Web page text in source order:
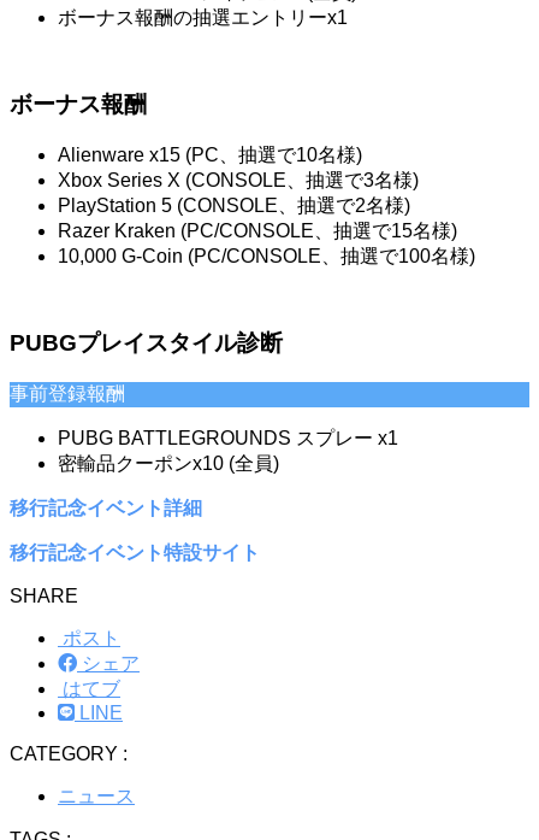
ボーナス報酬の抽選エントリーx1
ボーナス報酬
Alienware x15 (PC、抽選で10名様)
Xbox Series X (CONSOLE、抽選で3名様)
PlayStation 5 (CONSOLE、抽選で2名様)
Razer Kraken (PC/CONSOLE、抽選で15名様)
10,000 G-Coin (PC/CONSOLE、抽選で100名様)
PUBGプレイスタイル診断
事前登録報酬
PUBG BATTLEGROUNDS スプレー x1
密輸品クーポンx10 (全員)
移行記念イベント詳細
移行記念イベント特設サイト
SHARE
ポスト
シェア
はてブ
LINE
CATEGORY :
ニュース